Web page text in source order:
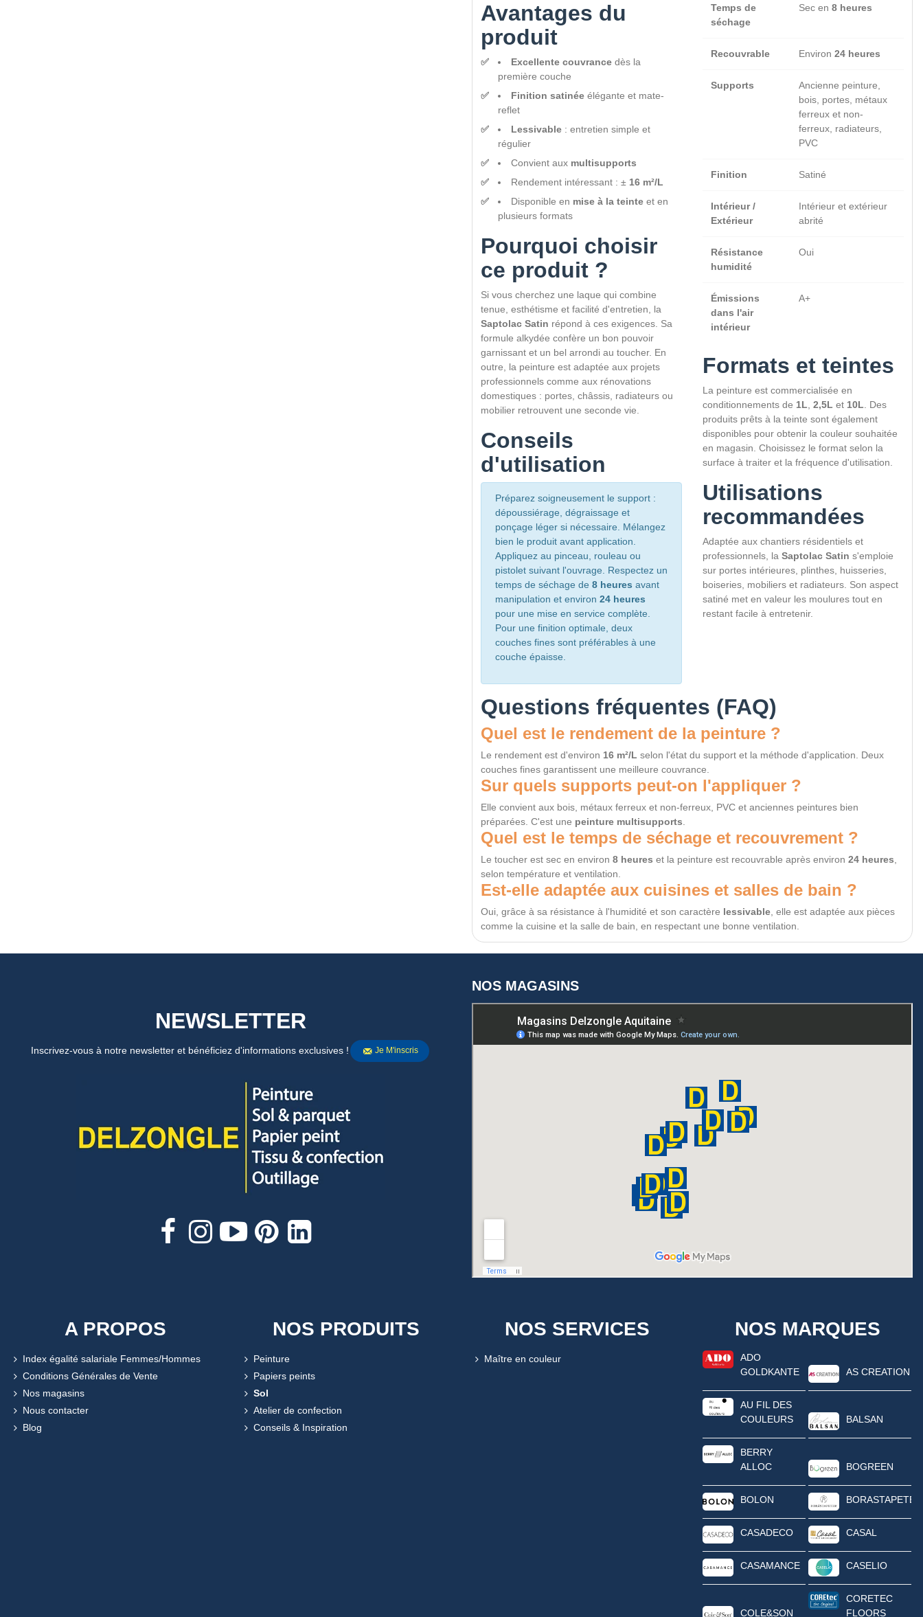
Avantages du
produit
Excellente couvrance dès la
première couche
Finition satinée élégante et mate-
reflet
Lessivable : entretien simple et
régulier
Convient aux multisupports
Rendement intéressant : ± 16 m²/L
Disponible en mise à la teinte et en
plusieurs formats
Pourquoi choisir
ce produit ?
Si vous cherchez une laque qui combine
tenue, esthétisme et facilité d'entretien, la
Saptolac Satin répond à ces exigences. Sa
formule alkydée confère un bon pouvoir
garnissant et un bel arrondi au toucher. En
outre, la peinture est adaptée aux projets
professionnels comme aux rénovations
domestiques : portes, châssis, radiateurs ou
mobilier retrouvent une seconde vie.
Conseils
d'utilisation
Préparez soigneusement le support :
dépoussiérage, dégraissage et
ponçage léger si nécessaire. Mélangez
bien le produit avant application.
Appliquez au pinceau, rouleau ou
pistolet suivant l'ouvrage. Respectez un
temps de séchage de 8 heures avant
manipulation et environ 24 heures
pour une mise en service complète.
Pour une finition optimale, deux
couches fines sont préférables à une
couche épaisse.
Temps de
séchage
Sec en 8 heures
Recouvrable Environ 24 heures
Supports
Ancienne peinture,
bois, portes, métaux
ferreux et non-
ferreux, radiateurs,
PVC
Finition Satiné
Intérieur /
Extérieur
Intérieur et extérieur
abrité
Résistance
humidité
Oui
Émissions
dans l'air
intérieur
A+
Formats et teintes
La peinture est commercialisée en
conditionnements de 1L 2,5L et 10L . Des
produits prêts à la teinte sont également
disponibles pour obtenir la couleur souhaitée
en magasin. Choisissez le format selon la
surface à traiter et la fréquence d'utilisation.
Utilisations
recommandées
Adaptée aux chantiers résidentiels et
professionnels, la Saptolac Satin s'emploie
sur portes intérieures, plinthes, huisseries,
boiseries, mobiliers et radiateurs. Son aspect
satiné met en valeur les moulures tout en
restant facile à entretenir.
Questions fréquentes (FAQ)
Quel est le rendement de la peinture ?
Le rendement est d'environ 16 m²/L selon l'état du support et la méthode d'application. Deux
couches fines garantissent une meilleure couvrance.
Sur quels supports peut-on l'appliquer ?
Elle convient aux bois, métaux ferreux et non-ferreux, PVC et anciennes peintures bien
préparées. C'est une peinture multisupports
Quel est le temps de séchage et recouvrement ?
Le toucher est sec en environ 8 heures et la peinture est recouvrable après environ 24 heures
selon température et ventilation.
Est-elle adaptée aux cuisines et salles de bain ?
Oui, grâce à sa résistance à l'humidité et son caractère lessivable , elle est adaptée aux pièces
comme la cuisine et la salle de bain, en respectant une bonne ventilation.
NEWSLETTER
Inscrivez-vous à notre newsletter et bénéficiez d'informations exclusives ! Je M'inscris
NOS MAGASINS
A PROPOS
Index égalité salariale Femmes/Hommes
Conditions Générales de Vente
Nos magasins
Nous contacter
Blog
NOS PRODUITS
Peinture
Papiers peints
Sol
Atelier de confection
Conseils & Inspiration
NOS SERVICES
Maître en couleur
NOS MARQUES
ADO
GOLDKANTE
AS CREATION
AU FIL DES
COULEURS
BALSAN
BERRY
ALLOC
BOGREEN
BOLON BORASTAPETER
CASADECO CASAL
CASAMANCE CASELIO
COLE&SON
CORETEC
FLOORS